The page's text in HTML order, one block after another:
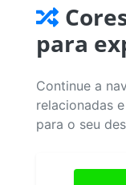
para
Continue a
relacionadas
para o seu